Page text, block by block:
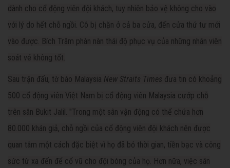
dành cho cổ động viên đội khách, tuy nhiên bảo vệ không cho vào
với lý do hết chỗ ngồi. Cô bị chặn ở cả ba cửa, đến cửa thứ tư mới
vào được. Bích Trâm phàn nàn thái độ phục vụ của những nhân viên
soát vé không tốt.
Sau trận đấu, tờ báo Malaysia New Straits Times đưa tin có khoảng
500 cổ động viên Việt Nam bị cổ động viên Malaysia cướp chỗ
trên sân Bukit Jalil. "Trong một sân vận động có thể chứa hơn
80.000 khán giả, chỗ ngồi của cổ động viên đội khách nên được
quan tâm một cách đặc biệt vì họ đã bỏ thời gian, tiền bạc và công
sức từ xa đến để cổ vũ cho đội bóng của họ. Hơn nữa, việc sân